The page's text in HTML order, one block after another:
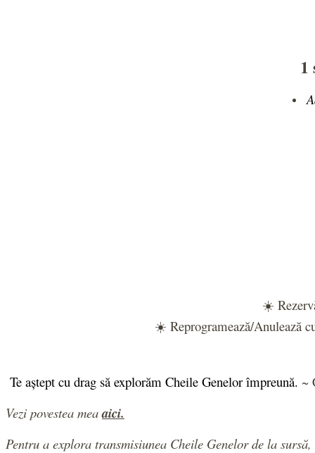
1
☀️
☀️ Reprogramează/Anulează
Te aștept cu drag să explorăm Cheile Genelor împreună. ~
Vezi povestea mea aici.
Pentru a explora transmisiunea Cheile Genelor de la sursă,